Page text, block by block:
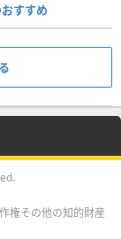
すすめ
権その他の知的財産